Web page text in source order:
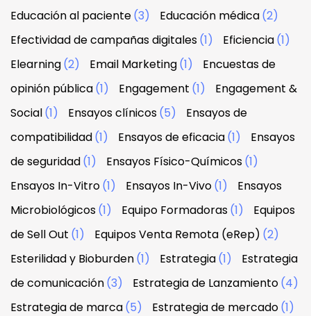
Educación al paciente(3) Educación médica(2)
Efectividad de campañas digitales(1) Eficiencia(1)
Elearning(2) Email Marketing(1)
Encuestas de
opinión pública(1) Engagement (1)
Engagement &
Social(1) Ensayos clínicos(5)
Ensayos de
compatibilidad(1) Ensayos de eficacia(1)
Ensayos
de seguridad(1) Ensayos Físico-Químicos(1)
Ensayos In-Vitro(1) Ensayos In-Vivo(1)
Ensayos
Microbiológicos(1) Equipo Formadoras(1)
Equipos
de Sell Out (1) Equipos Venta Remota (eRep) (2)
Esterilidad y Bioburden(1) Estrategia(1)
Estrategia
de comunicación(3) Estrategia de Lanzamiento(4)
Estrategia de marca(5) Estrategia de mercado(1)